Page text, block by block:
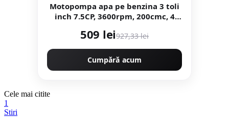
Motopompa apa pe benzina 3 toli
inch 7.5CP, 3600rpm, 200cmc, 4
Deytos CMP1072
509 lei927,33 lei
Cumpără acum
Cele mai citite
1
Stiri